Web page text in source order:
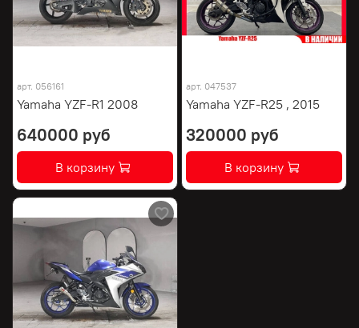
арт. 056161
Yamaha YZF-R1 2008
640000 руб
В корзину
арт. 047537
Yamaha YZF-R25 , 2015
320000 руб
В корзину